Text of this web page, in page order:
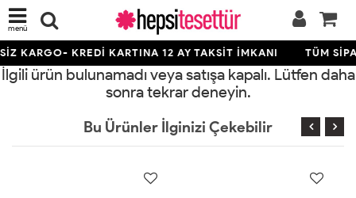
menü
KARGO- KREDİ KARTINA 12 AY TAKSİT İMKANI TÜM
İlgili ürün bulunamadı veya satışa kapalı. Lütfen daha
sonra tekrar deneyin.
Bu Ürünler İlginizi Çekebilir